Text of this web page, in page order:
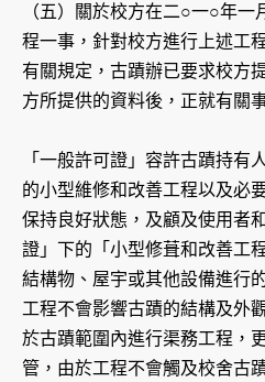
（五）關於校方在二○一○年
程一事，針對校方進行上述工
有關規定，古蹟辦已要求校方
方所提供的資料後，正就有關
「一般許可證」容許古蹟持有
的小型維修和改善工程以及必
保持良好狀態，及顧及使用者
證」下的「小型修葺和改善工
結構物、屋宇或其他設備進行
工程不會影響古蹟的結構及外
於古蹟範圍內進行渠務工程，
管，由於工程不會觸及校舍古